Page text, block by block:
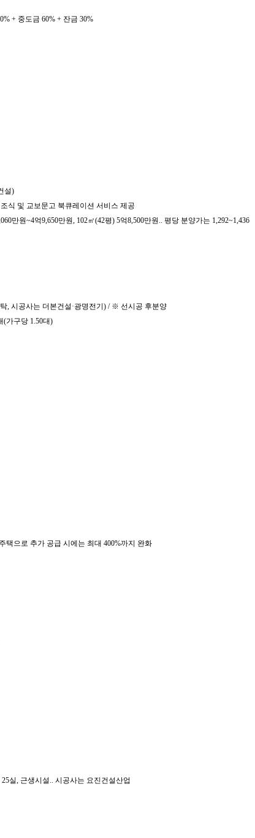
+ 중도금 60% + 잔금 30%
설)
식 및 교보문고 북큐레이션 서비스 제공
만원~4억9,650만원, 102㎡(42평) 5억8,500만원.. 평당 분양가는 1,292~1,436
, 시공사는 더본건설·광명전기) / ※ 선시공 후분양
(가구당 1.50대)
택으로 추가 공급 시에는 최대 400%까지 완화
실, 근생시설.. 시공사는 요진건설산업